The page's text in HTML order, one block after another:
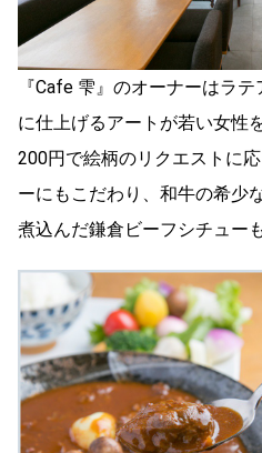
『Cafe 雫』のオーナーはラ
に仕上げるアートが若い女
200円で絵柄のリクエストに
ーにもこだわり、和牛の希少
煮込んだ鎌倉ビーフシチュー